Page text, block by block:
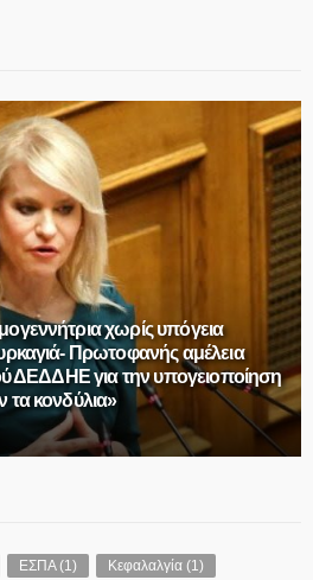
χωρίς υπόγεια
Πρωτοφανής αμέλεια
ΔΕΔΔΗΕ για την υπογειοποίηση
κονδύλια»
ΕΣΠΑ(1) Κεφαλαλγία (1)